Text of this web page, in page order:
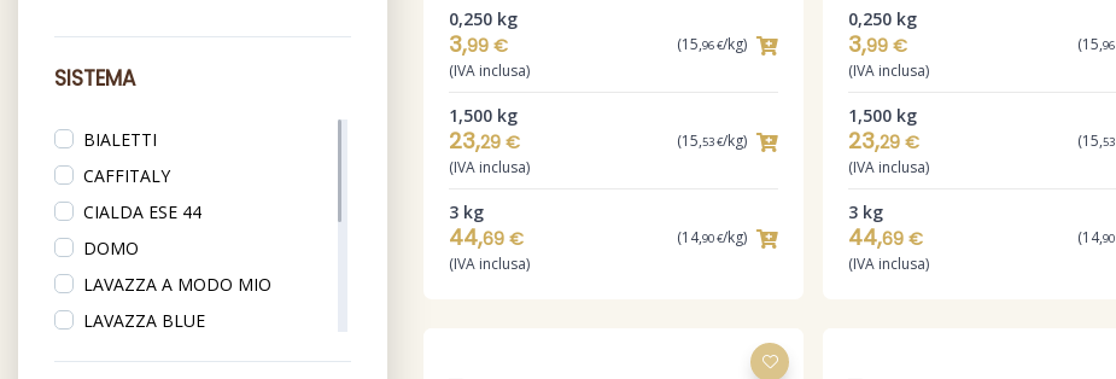
SISTEMA
BIALETTI
CAFFITALY
CIALDA ESE 44
DOMO
LAVAZZA A MODO MIO
LAVAZZA BLUE
LAVAZZA ESPRESSO POINT
0,250 kg
3,99 € (15,96 €/kg)
(IVA inclusa)
1,500 kg
23,29 € (15,53 €/kg)
(IVA inclusa)
3 kg
44,69 € (14,90 €/kg)
(IVA inclusa)
0,250 kg
3,99 € (15,
(IVA inclusa)
1,500 kg
23,29 € (15,
(IVA inclusa)
3 kg
44,69 € (14,
(IVA inclusa)